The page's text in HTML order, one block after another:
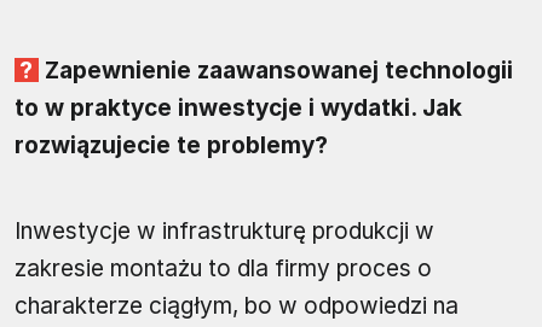
Zapewnienie zaawansowanej technologii
to w praktyce inwestycje i wydatki. Jak
rozwiązujecie te problemy?
Inwestycje w infrastrukturę produkcji w
zakresie montażu to dla firmy proces o
charakterze ciągłym, bo w odpowiedzi na